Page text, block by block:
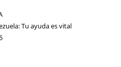
Tu ayuda es vital